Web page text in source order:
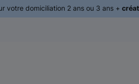
votre domiciliation 2 ans ou 3 ans +